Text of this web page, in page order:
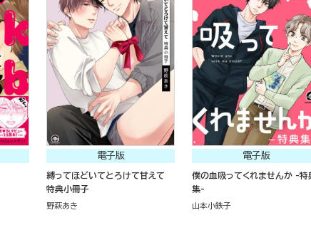
電子版
縛ってほどいてとろけて甘えて
特典小冊子
野萩あき
電子版
僕の血吸ってくれませんか -特
集-
山本小鉄子